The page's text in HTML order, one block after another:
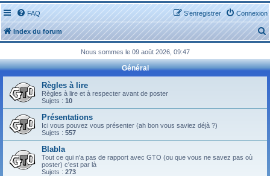
FAQ Connexion
S’enregistrer
Index du forum
e
c
Nous sommes le 09 août 2026, 09:47
Général
Règles à lire
Règles à lire et à respecter avant de poster
Sujets : 10
Présentations
Ici vous pouvez vous présenter (ah bon vous saviez déjà ?)
Sujets : 557
Blabla
Tout ce qui n'a pas de rapport avec GTO (ou que vous ne savez pas où
poster) c'est par là
Sujets : 273